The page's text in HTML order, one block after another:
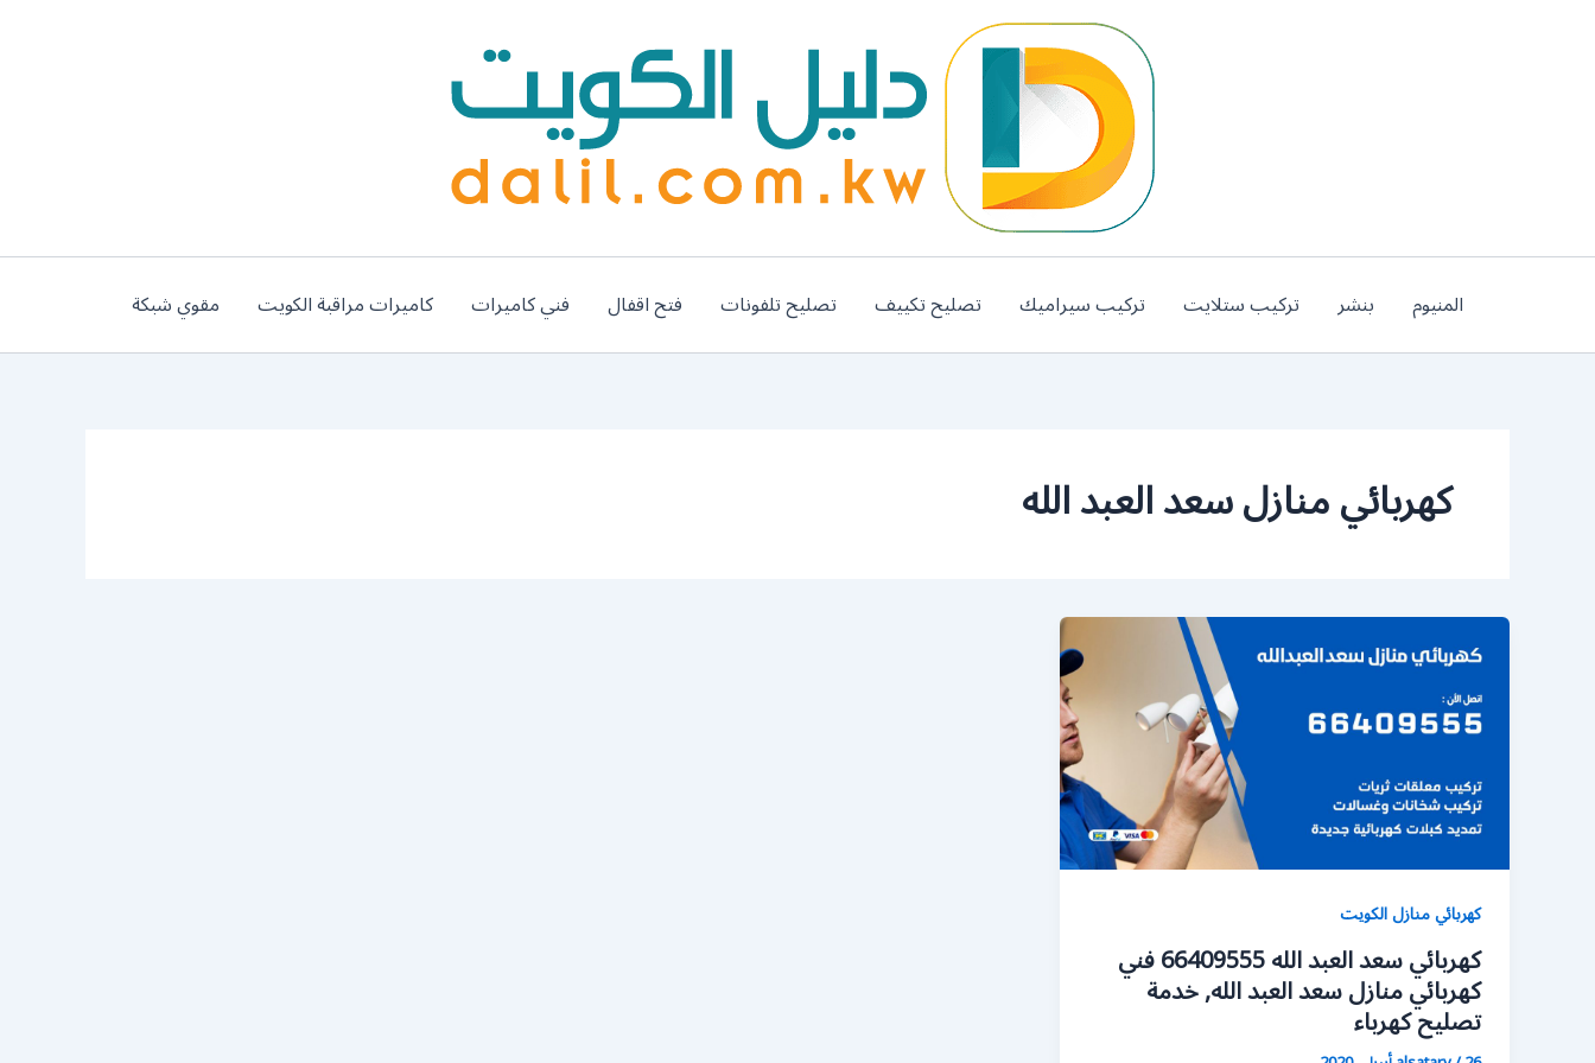
المنيوم بنشر تركيب ستلايت تركيب سيراميك تصليح تكييف تصليح تلفونات فتح اقفال فني كاميرات كاميرات مراقبة الكويت مقوي شبكة
كهربائي منازل سعد العبد الله
كهربائي منازل الكويت
كهربائي سعد العبد الله 66409555 فني
كهربائي منازل سعد العبد الله, خدمة
تصليح كهرباء